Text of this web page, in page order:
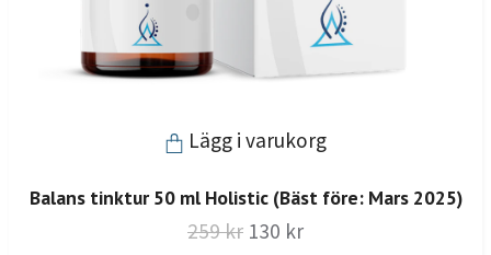
Lägg i varukorg
Balans tinktur 50 ml Holistic (Bäst före: Mars 2025)
259 kr 130 kr